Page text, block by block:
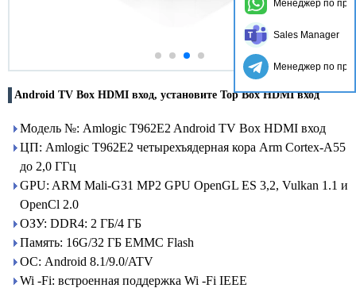
Android TV Box HDMI вход, установите Top Box HDMI вход
Модель №: Amlogic T962E2 Android TV Box HDMI вход
ЦП: Amlogic T962E2 четырехъядерная кора Arm Cortex-A55
до 2,0 ГГц
GPU: ARM Mali-G31 MP2 GPU OpenGL ES 3,2, Vulkan 1.1 и
OpenCl 2.0
ОЗУ: DDR4: 2 ГБ/4 ГБ
Память: 16G/32 ГБ EMMC Flash
ОС: Android 8.1/9.0/ATV
Wi -Fi: встроенная поддержка Wi -Fi IEEE
Менеджер по
Sales Manager
Менеджер по